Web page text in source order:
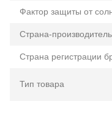
Фактор защиты от
Страна-производитель
Страна регистрации
Тип товара